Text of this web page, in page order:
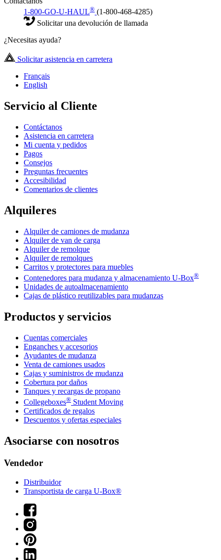
1-800-GO-U-HAUL® (1-800-468-4285)
Solicitar una devolución de llamada
¿Necesitas ayuda?
Solicitar asistencia en carretera
Français
English
Servicio al Cliente
Contáctanos
Asistencia en carretera
Mi cuenta y pedidos
Pagos
Consejos
Preguntas frecuentes
Accesibilidad
Comentarios de clientes
Alquileres
Alquiler de camiones de mudanza
Alquiler de van de carga
Alquiler de remolque
Alquiler de remolques
Carritos y protectores para muebles
Contenedores para mudanza y almacenamiento U-Box®
Unidades de autoalmacenamiento
Cajas de plástico reutilizables para mudanzas
Productos y servicios
Cuentas comerciales
Enganches y accesorios
Ayudantes de mudanza
Venta de camiones usados
Cajas y suministros de mudanza
Cobertura por daños
Tanques y recargas de propano
Collegeboxes® Student Moving
Certificados de regalos
Descuentos y ofertas especiales
Asociarse con nosotros
Vendedor
Distribuidor
Transportista de carga U-Box®